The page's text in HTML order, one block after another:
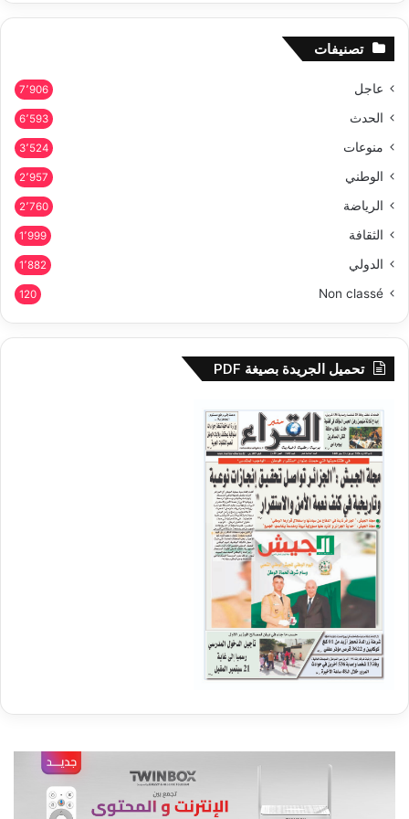
تصنيفات
عاجل 7٬906
الحدث 6٬593
منوعات 3٬524
الوطني 2٬957
الرياضة 2٬760
الثقافة 1٬999
الدولي 1٬882
Non classé
120
تحميل الجريدة بصيغة PDF